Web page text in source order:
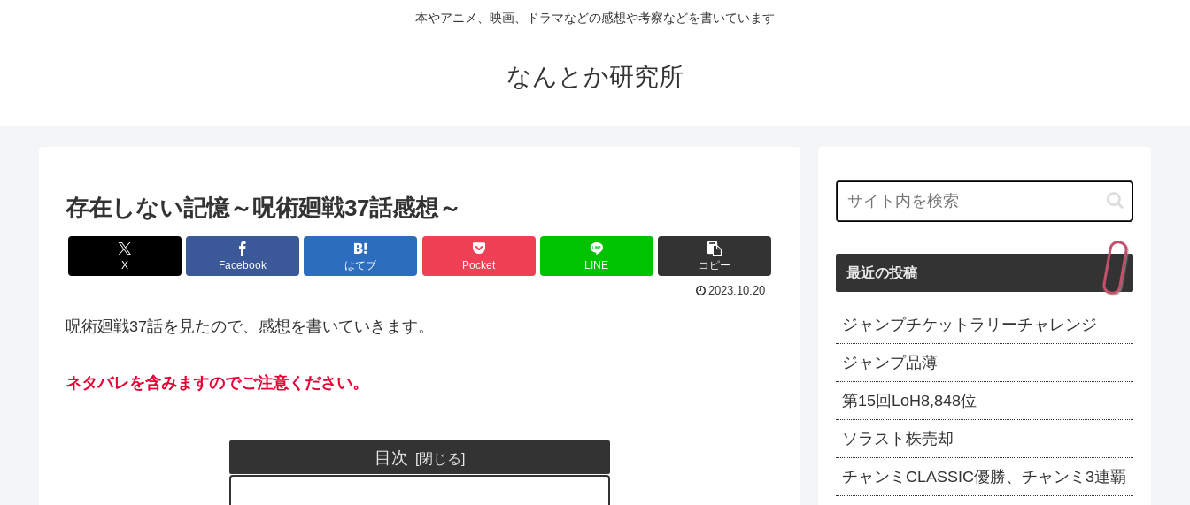
本やアニメ、映画、ドラマなどの感想や考察などを書いています
なんとか研究所
存在しない記憶～呪術廻戦37話感想～
X Facebook はてブ Pocket LINE コピー
2023.10.20
呪術廻戦37話を見たので、感想を書いていきます。
ネタバレを含みますのでご注意ください。
目次
最近の投稿
ジャンプチケットラリーチャレンジ
ジャンプ品薄
第15回LoH8,848位
ソラスト株売却
チャンミCLASSIC優勝、チャンミ3連覇